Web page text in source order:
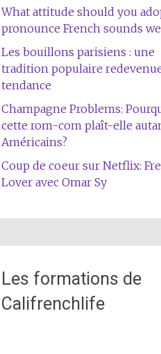
What attitude should you
pronounce French sounds
Les bouillons parisiens : une
tradition populaire
tendance
Champagne Problems:
cette rom-com plaît-elle
Américains?
Coup de coeur sur Netflix:
Lover avec Omar Sy
Les formations de
Califrenchlife